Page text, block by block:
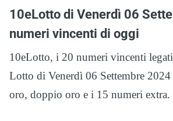
10eLotto di Venerdì 06
numeri vincenti di oggi
10eLotto, i 20 numeri vincenti legati
Lotto di Venerdì 06 Settembre
oro, doppio oro e i 15 numeri extra.